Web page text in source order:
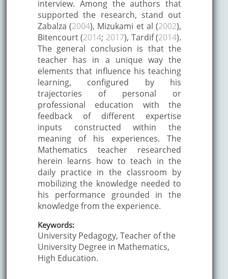
interview. Among the authors that
supported the research, stand out
Zabalza (2004), Mizukami et al (2002),
Bitencourt (2014; 2017), Tardif (2014).
The general conclusion is that the
teacher has in a unique way the
elements that influence his teaching
learning, configured by his
trajectories of personal or
professional education with the
feedback of different expertise
inputs constructed within the
meaning of his experiences. The
Mathematics teacher researched
herein learns how to teach in the
daily practice in the classroom by
mobilizing the knowledge needed to
his performance grounded in the
knowledge from the experience.
Keywords:
University Pedagogy, Teacher of the
University Degree in Mathematics,
High Education.